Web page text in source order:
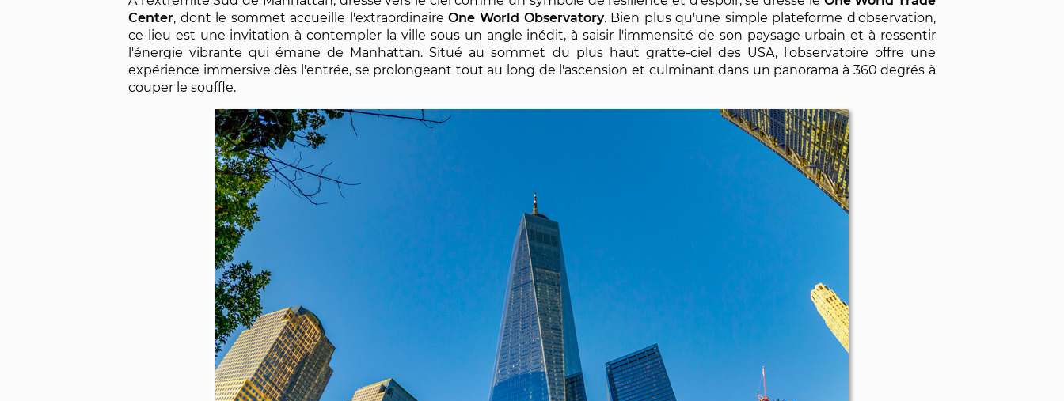
Center, dont le sommet accueille l'extraordinaireOne World Observatory. Bien plus qu'une simple plateforme d'observation,
ce lieu est une invitation à contempler la ville sous un angle inédit, à saisir l'immensité de son paysage urbain et à ressentir
l'énergie vibrante qui émane de Manhattan. Situé au sommet du plus haut gratte-ciel des USA, l'observatoire offre une
expérience immersive dès l'entrée, se prolongeant tout au long de l'ascension et culminant dans un panorama à 360 degrés à
couper le souffle.